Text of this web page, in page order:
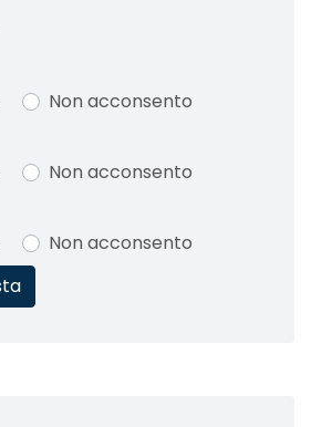
Non acconsento
Non acconsento
Non acconsento